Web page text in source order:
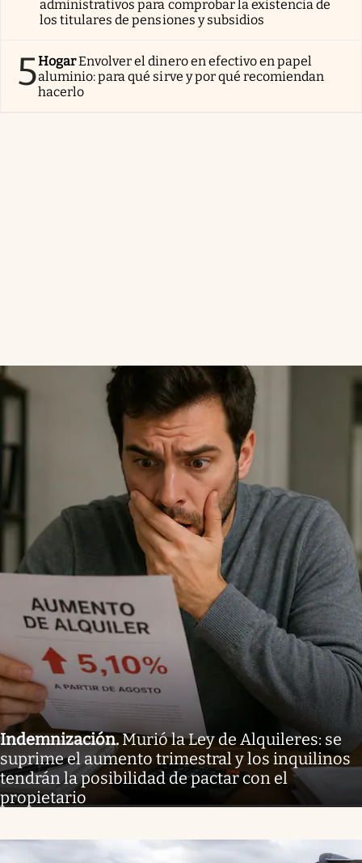
administrativos para comprobar la existencia de
los titulares de pensiones y subsidios
5HogarEnvolver el dinero en efectivo en papel
aluminio: para qué sirve y por qué recomiendan
hacerlo
Indemnización.Murió la Ley de Alquileres: se
suprime el aumento trimestral y los inquilinos
tendrán la posibilidad de pactar con el
propietario